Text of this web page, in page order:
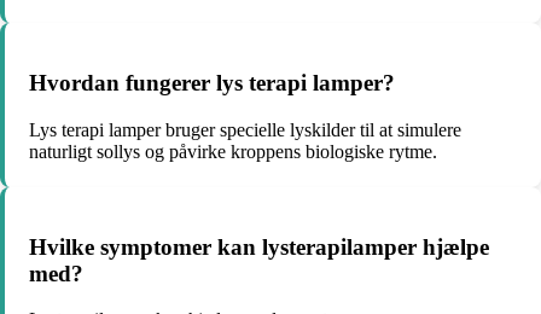
Hvordan fungerer lys terapi lamper?
Lys terapi lamper bruger specielle lyskilder til at simulere
naturligt sollys og påvirke kroppens biologiske rytme.
Hvilke symptomer kan lysterapilamper hjælpe
med?